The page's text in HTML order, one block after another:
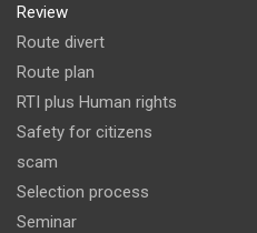
Review
Route divert
Route plan
RTI plus Human rights
Safety for citizens
scam
Selection process
Seminar